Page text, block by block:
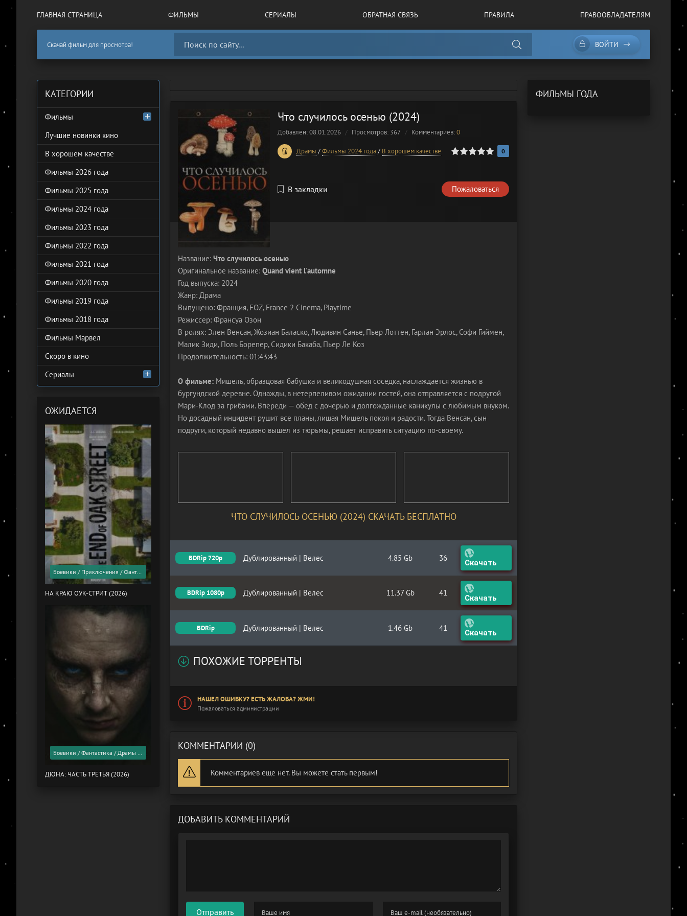
ГЛАВНАЯ СТРАНИЦА ФИЛЬМЫ СЕРИАЛЫ ОБРАТНАЯ СВЯЗЬ ПРАВИЛА ПРАВООБЛАДАТЕЛЯМ
Скачай фильм для просмотра! ВОЙТИ
Что случилось осенью (2024)
Добавлен: 08.01.2026 Просмотров: 367 Комментариев:0
Драмы /Фильмы 2024 года/ В хорошем качестве
0 1 2 3 4 5 0
В закладки Пожаловаться
Название: Что случилось осенью
Оригинальное название: Quand vient l'automne
Год выпуска: 2024
Жанр: Драма
Выпущено: Франция, FOZ, France 2 Cinema, Playtime
Режиссер: Франсуа Озон
В ролях: Элен Венсан, Жозиан Баласко, Людивин Санье, Пьер Лоттен, Гарлан Эрлос, Софи Гиймен,
Малик Зиди, Поль Борепер, Сидики Бакаба, Пьер Ле Коз
Продолжительность: 01:43:43
О фильме: Мишель, образцовая бабушка и великодушная соседка, наслаждается жизнью в
бургундской деревне. Однажды, в нетерпеливом ожидании гостей, она отправляется с подругой
Мари-Клод за грибами. Впереди — обед с дочерью и долгожданные каникулы с любимым внуком.
Но досадный инцидент рушит все планы, лишая Мишель покоя и радости. Тогда Венсан, сын
подруги, который недавно вышел из тюрьмы, решает исправить ситуацию по-своему.
ЧТО СЛУЧИЛОСЬ ОСЕНЬЮ (2024) СКАЧАТЬ БЕСПЛАТНО
BDRip 720p Дублированный | Велес 4.85 Gb 36 Скачать
BDRip 1080p Дублированный | Велес 11.37 Gb 41 Скачать
BDRip Дублированный | Велес 1.46 Gb 41 Скачать
ПОХОЖИЕ ТОРРЕНТЫ
НАШЕЛ ОШИБКУ? ЕСТЬ ЖАЛОБА? ЖМИ!
Пожаловаться администрации
КОММЕНТАРИИ (0)
Комментариев еще нет. Вы можете стать первым!
ДОБАВИТЬ КОММЕНТАРИЙ
Отправить
КАТЕГОРИИ
Фильмы
Лучшие новинки кино
В хорошем качестве
Фильмы 2026 года
Фильмы 2025 года
Фильмы 2024 года
Фильмы 2023 года
Фильмы 2022 года
Фильмы 2021 года
Фильмы 2020 года
Фильмы 2019 года
Фильмы 2018 года
Фильмы Марвел
Скоро в кино
Сериалы
ОЖИДАЕТСЯ
Боевики / Приключения / Фантастика / Фильмы 2026 года / Скоро в кино
НА КРАЮ ОУК-СТРИТ (2026)
Боевики / Фантастика / Драмы / Фильмы 2026 года / Скоро в кино
ДЮНА: ЧАСТЬ ТРЕТЬЯ (2026)
ФИЛЬМЫ ГОДА